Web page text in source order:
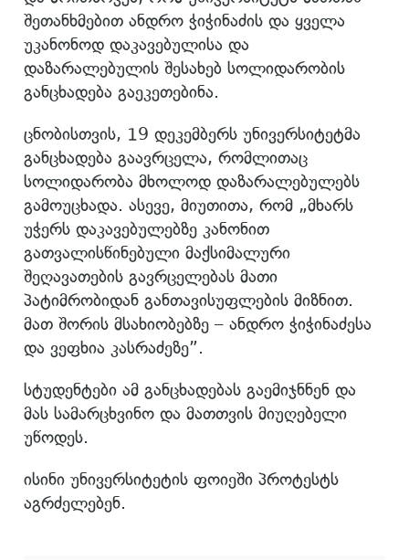
შეთანხმებით ანდრო ჭიჭინაძის და ყველა
უკანონოდ დაკავებულისა და
დაზარალებულის შესახებ სოლიდარობის
განცხადება გაეკეთებინა.
ცნობისთვის, 19 დეკემბერს უნივერსიტეტმა
განცხადება გაავრცელა, რომლითაც
სოლიდარობა მხოლოდ დაზარალებულებს
გამოუცხადა. ასევე, მიუთითა, რომ „მხარს
უჭერს დაკავებულებზე კანონით
გათვალისწინებული მაქსიმალური
შეღავათების გავრცელებას მათი
პატიმრობიდან განთავისუფლების მიზნით.
მათ შორის მსახიობებზე – ანდრო ჭიჭინაძესა
და ვეფხია კასრაძეზე”.
სტუდენტები ამ განცხადებას გაემიჯნნენ და
მას სამარცხვინო და მათთვის მიუღებელი
უწოდეს.
ისინი უნივერსიტეტის ფოიეში პროტესტს
აგრძელებენ.